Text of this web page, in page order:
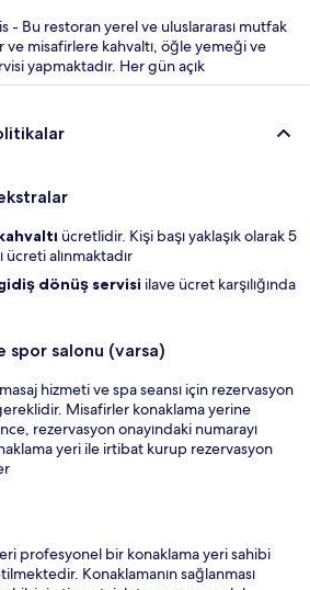
- Bu restoran yerel ve uluslararası mutfak
ve misafirlere kahvaltı, öğle yemeği ve
yapmaktadır. Her gün açık
ücretlidir. Kişi başı yaklaşık olarak 5
ücreti alınmaktadır
dönüş servisi ilave ücret karşılığında
spor salonu (varsa)
hizmeti ve spa seansı için rezervasyon
Misafirler konaklama yerine
rezervasyon onayındaki numarayı
yeri ile irtibat kurup rezervasyon
profesyonel bir konaklama yeri sahibi
Konaklamanın sağlanması